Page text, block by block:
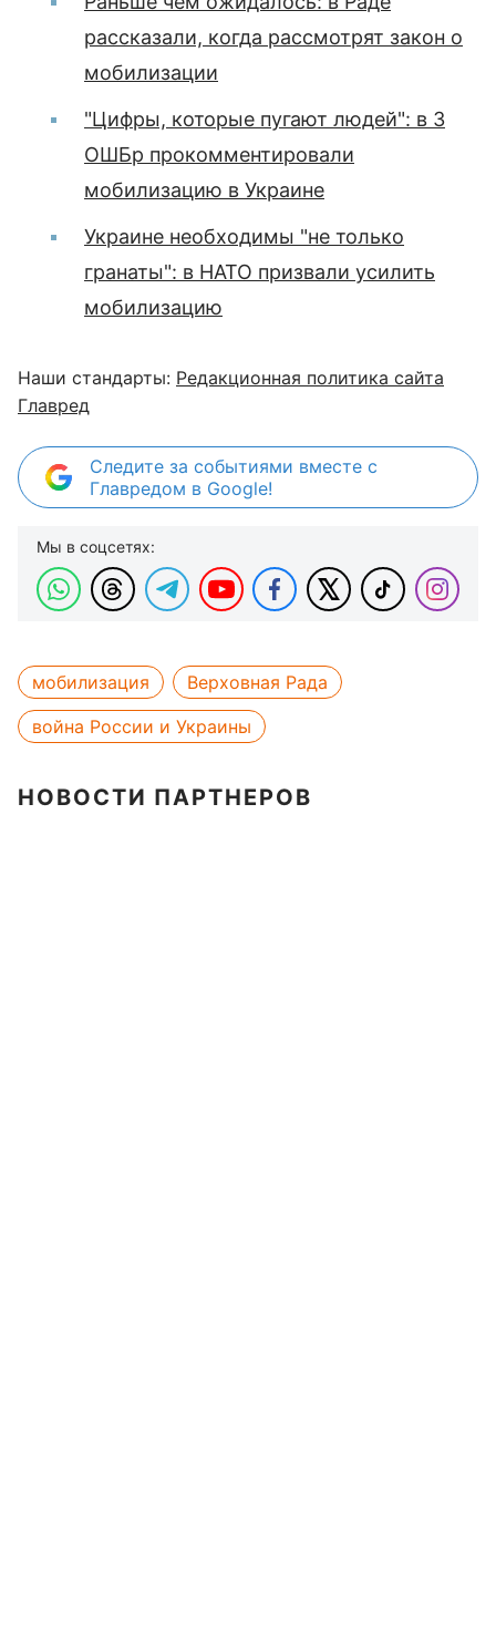
рассказали, когда рассмотрят закон о
мобилизации
"Цифры, которые пугают людей": в 3
ОШБр прокомментировали
мобилизацию в Украине
Украине необходимы "не только
гранаты": в НАТО призвали усилить
мобилизацию
Наши стандарты: Редакционная политика сайта
Главред
Следите за событиями вместе с
Главредом в Google!
Мы в соцсетях:
мобилизация
Верховная Рада
война России и Украины
НОВОСТИ ПАРТНЕРОВ